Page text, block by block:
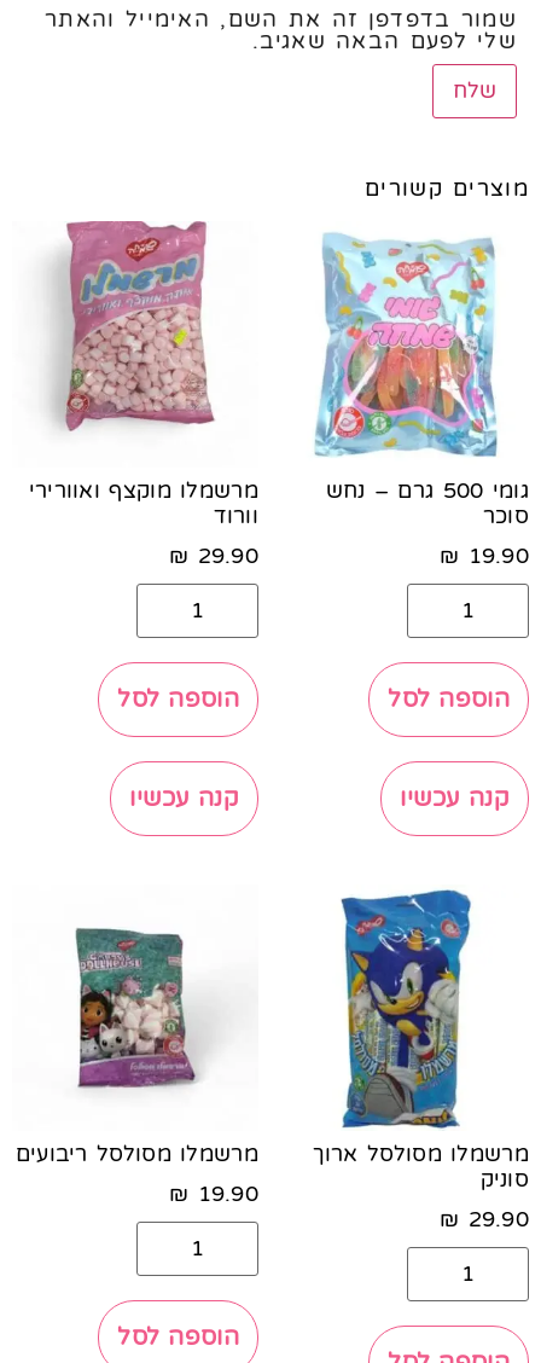
שמור בדפדפן זה את השם, האימייל והאתר
שלי לפעם הבאה שאגיב.
מוצרים קשורים
גומי 500 גרם – נחש
סוכר
19.90
₪
הוספה לסל
קנה עכשיו
מרשמלו מוקצף ואוורירי
וורוד
29.90
₪
הוספה לסל
קנה עכשיו
מרשמלו מסולסל ארוך
סוניק
29.90
₪
מרשמלו מסולסל ריבועים
19.90
₪
הוספה לסל